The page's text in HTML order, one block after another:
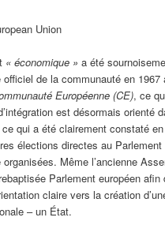
« économique » a été
officiel de la communauté en 1967
Européenne (CE), ce
est désormais orienté
qui a été clairement constaté
élections directes au Parlement
Même l’ancienne
Parlement européen afin
claire vers la création
– un État.